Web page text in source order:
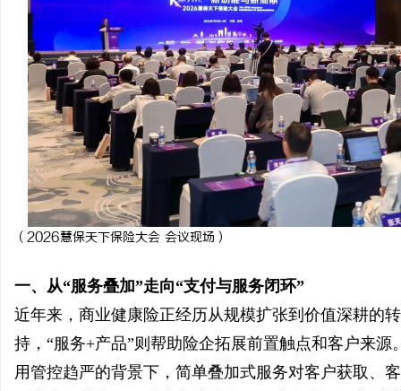
（2026慧保天下保险大会 会议现场）
一、从“服务叠加”走向“支付与服务闭环”
近年来，商业健康险正经历从规模扩张到价值深耕的
持，“服务+产品”则帮助险企拓展前置触点和客户来
用管控趋严的背景下，简单叠加式服务对客户获取、